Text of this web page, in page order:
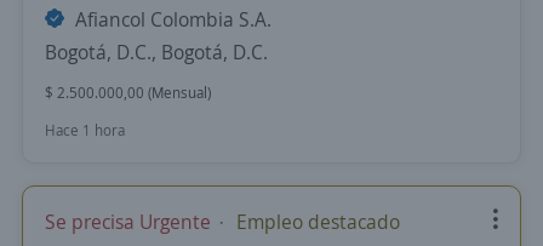
Afiancol Colombia S.A.
Bogotá, D.C., Bogotá, D.C.
$ 2.500.000,00 (Mensual)
Hace 1 hora
Se precisa Urgente Empleo destacado